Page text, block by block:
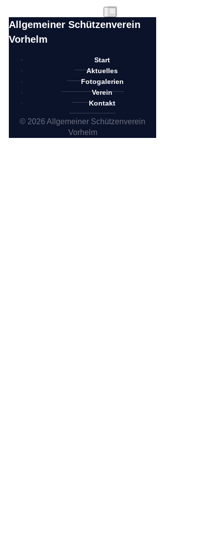
Allgemeiner Schützenverein
Vorhelm
Start
Aktuelles
Fotogalerien
Verein
Kontakt
© 2026 Allgemeiner Schützenverein
Vorhelm